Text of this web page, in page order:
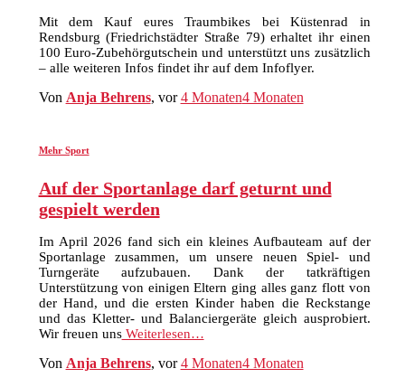
Mit dem Kauf eures Traumbikes bei Küstenrad in
Rendsburg (Friedrichstädter Straße 79) erhaltet ihr einen
100 Euro-Zubehörgutschein und unterstützt uns zusätzlich
– alle weiteren Infos findet ihr auf dem Infoflyer.
Von Anja Behrens, vor4 Monaten4 Monaten
Mehr Sport
Auf der Sportanlage darf geturnt und
gespielt werden
Im April 2026 fand sich ein kleines Aufbauteam auf der
Sportanlage zusammen, um unsere neuen Spiel- und
Turngeräte aufzubauen. Dank der tatkräftigen
Unterstützung von einigen Eltern ging alles ganz flott von
der Hand, und die ersten Kinder haben die Reckstange
und das Kletter- und Balanciergeräte gleich ausprobiert.
Wir freuen unsWeiterlesen…
Von Anja Behrens, vor4 Monaten4 Monaten